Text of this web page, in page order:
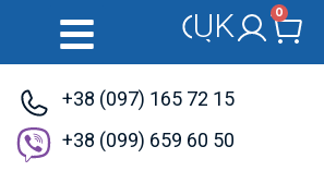
UK
RU 0
+38 (097) 165 72 15
+38 (099) 659 60 50